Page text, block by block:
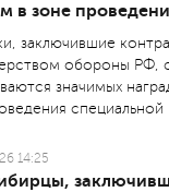
в зоне
заключившие
обороны РФ,
значимых
14:25